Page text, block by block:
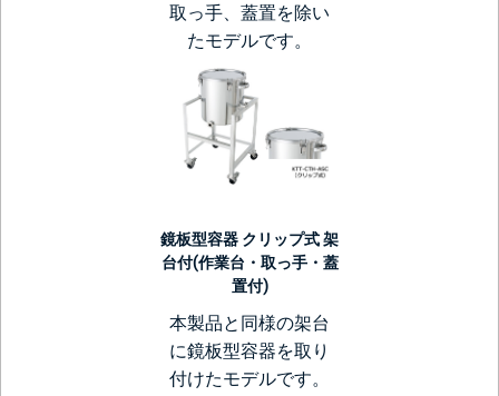
取っ手、蓋置を除い
たモデルです。
鏡板型容器 クリップ式 架
台付(作業台・取っ手・蓋
置付)
本製品と同様の架台
に鏡板型容器を取り
付けたモデルです。